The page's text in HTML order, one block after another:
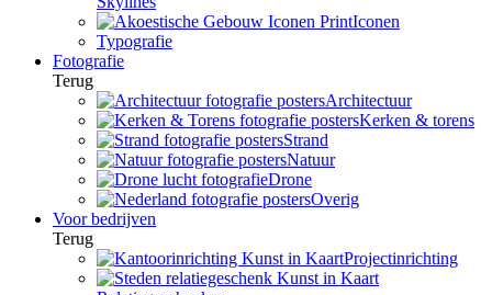
Iconen
Typografie
Fotografie
Terug
Architectuur
Kerken & torens
Strand
Natuur
Drone
Overig
Voor bedrijven
Terug
Projectinrichting